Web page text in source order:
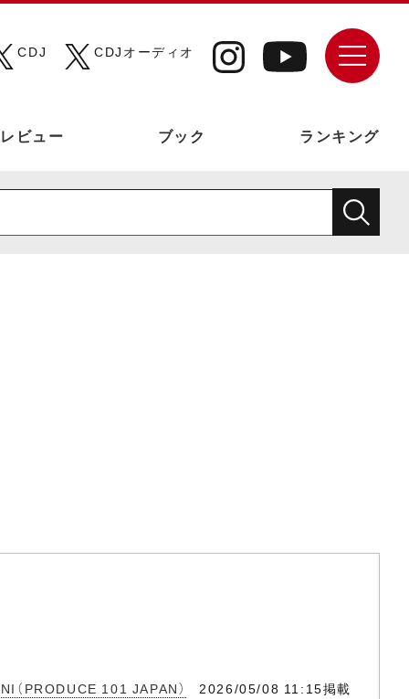
CDJ
CDJオーディオ
レビュー ブック ランキング
（PRODUCE 101 JAPAN） 2026/05/08 11:15掲載